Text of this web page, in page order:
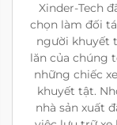
Xinder-Tech
chọn làm đối
người khuyết
lăn của chúng
những chiếc
khuyết tật.
nhà sản xuất